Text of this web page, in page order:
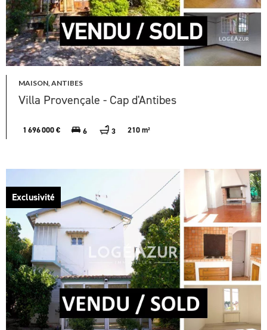
MAISON, ANTIBES
Villa Provençale - Cap d'Antibes
1 696 000 € 6 3 210 m²
Exclusivité